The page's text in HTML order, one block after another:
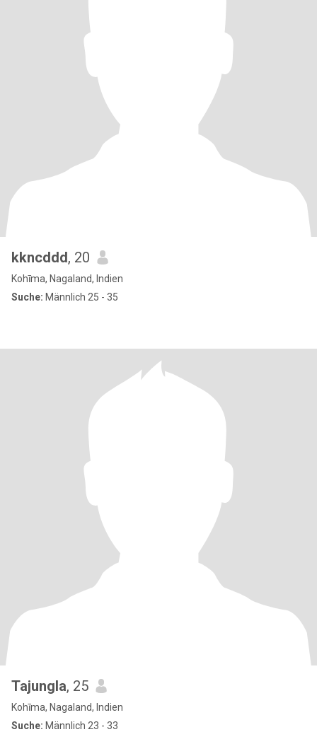
kkncddd, 20
Kohīma, Nagaland, Indien
Suche: Männlich 25 - 35
Tajungla, 25
Kohīma, Nagaland, Indien
Suche: Männlich 23 - 33